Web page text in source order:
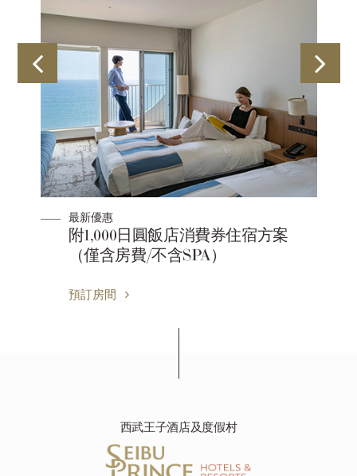
最新優惠
附1,000日圓飯店消費券住宿方案
（僅含房費/不含SPA）
預訂房間
西武王子酒店及度假村